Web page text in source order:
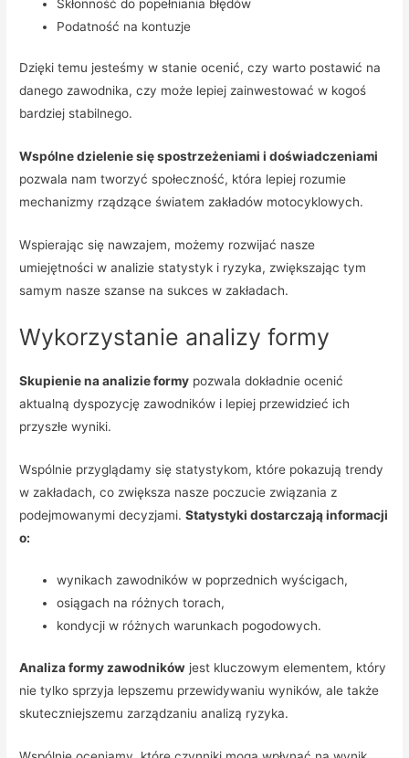
Skłonność do popełniania błędów
Podatność na kontuzje
Dzięki temu jesteśmy w stanie ocenić, czy warto postawić na
danego zawodnika, czy może lepiej zainwestować w kogoś
bardziej stabilnego.
Wspólne dzielenie się spostrzeżeniami i doświadczeniami
pozwala nam tworzyć społeczność, która lepiej rozumie
mechanizmy rządzące światem zakładów motocyklowych.
Wspierając się nawzajem, możemy rozwijać nasze
umiejętności w analizie statystyk i ryzyka, zwiększając tym
samym nasze szanse na sukces w zakładach.
Wykorzystanie analizy formy
Skupienie na analizie formy pozwala dokładnie ocenić
aktualną dyspozycję zawodników i lepiej przewidzieć ich
przyszłe wyniki.
Wspólnie przyglądamy się statystykom, które pokazują trendy
w zakładach, co zwiększa nasze poczucie związania z
podejmowanymi decyzjami.Statystyki dostarczają informacji
o:
wynikach zawodników w poprzednich wyścigach,
osiągach na różnych torach,
kondycji w różnych warunkach pogodowych.
Analiza formy zawodników jest kluczowym elementem, który
nie tylko sprzyja lepszemu przewidywaniu wyników, ale także
skuteczniejszemu zarządzaniu analizą ryzyka.